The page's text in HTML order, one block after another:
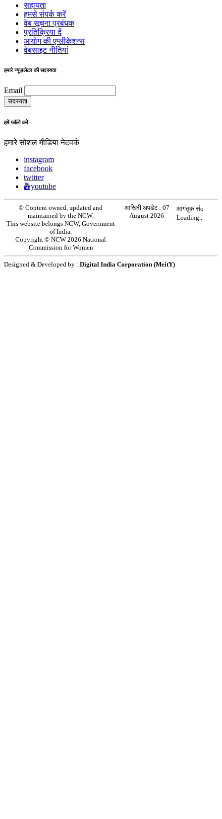
सहायता
हमसे संपर्क करें
वेब सूचना प्रबंधक
प्रतिक्रिया दें
आयोग की एप्लीकेशन्स
वेबसाइट नीतियां
हमारे न्यूज़लेटर की सदस्यता
Email
हमें फॉलो करें
हमारे सोशल मीडिया नेटवर्क
instagram
facebook
twitter
youtube
© Content owned, updated and
maintained by the NCW.
This website belongs NCW, Government
of India.
Copyright © NCW 2026 National
Commission for Women
आखिरी अपडेट : 07
August 2026
आगंतुक संo
Loading..
Designed & Developed by : Digital India Corporation (MeitY)